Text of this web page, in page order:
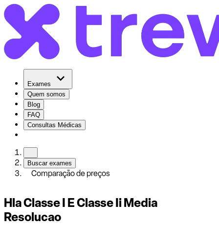
Exames
Quem somos
Blog
FAQ
Consultas Médicas
Buscar exames
Comparação de preços
Hla Classe I E Classe Ii Media
Resolucao